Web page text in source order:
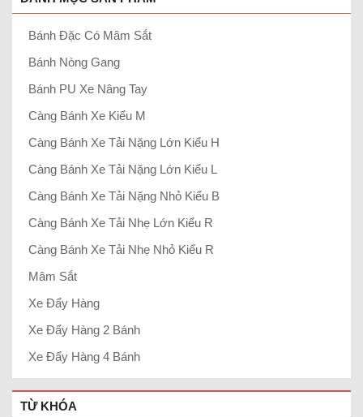
Bánh Đặc Có Mâm Sắt
Bánh Nòng Gang
Bánh PU Xe Nâng Tay
Càng Bánh Xe Kiểu M
Càng Bánh Xe Tải Nặng Lớn Kiểu H
Càng Bánh Xe Tải Nặng Lớn Kiểu L
Càng Bánh Xe Tải Nặng Nhỏ Kiểu B
Càng Bánh Xe Tải Nhẹ Lớn Kiểu R
Càng Bánh Xe Tải Nhẹ Nhỏ Kiểu R
Mâm Sắt
Xe Đẩy Hàng
Xe Đẩy Hàng 2 Bánh
Xe Đẩy Hàng 4 Bánh
TỪ KHÓA